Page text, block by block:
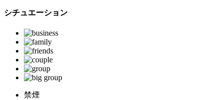
シチュエーション
禁煙